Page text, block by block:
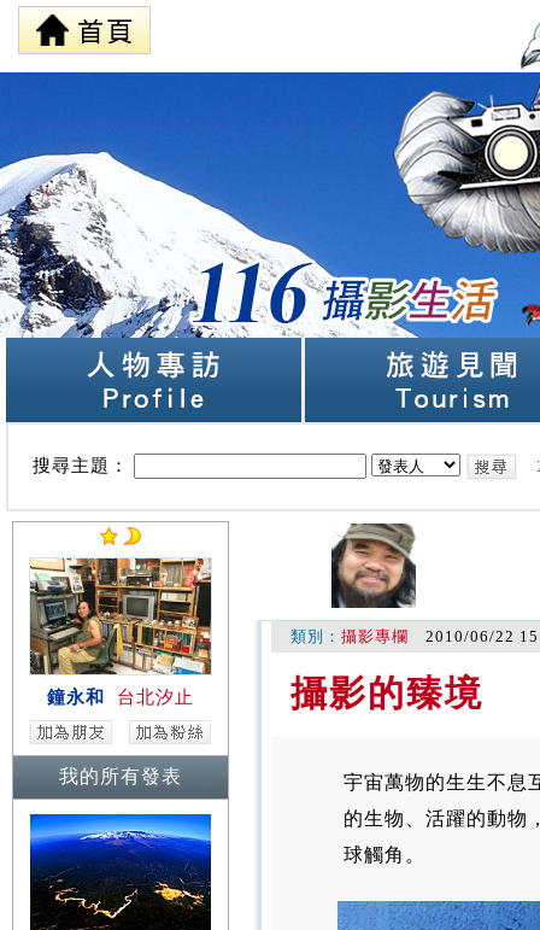
搜尋主題：
鐘永和 台北汐止
我的所有發表
類別： 攝影專欄 2010/06/22
攝影的臻境
宇宙萬物的生生不息
的生物、活躍的動物
球觸角。